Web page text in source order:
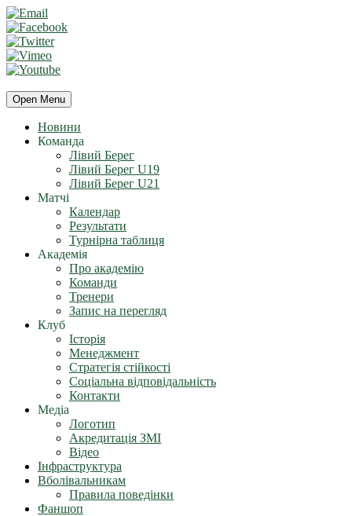
Open Menu
Новини
Команда
Лівий Берег
Лівий Берег U19
Лівий Берег U21
Матчі
Календар
Результати
Турнірна таблиця
Академія
Про академію
Команди
Тренери
Запис на перегляд
Клуб
Історія
Менеджмент
Стратегія стійкості
Соціальна відповідальність
Контакти
Медіа
Логотип
Акредитація ЗМІ
Відео
Інфраструктура
Вболівальникам
Правила поведінки
Фаншоп